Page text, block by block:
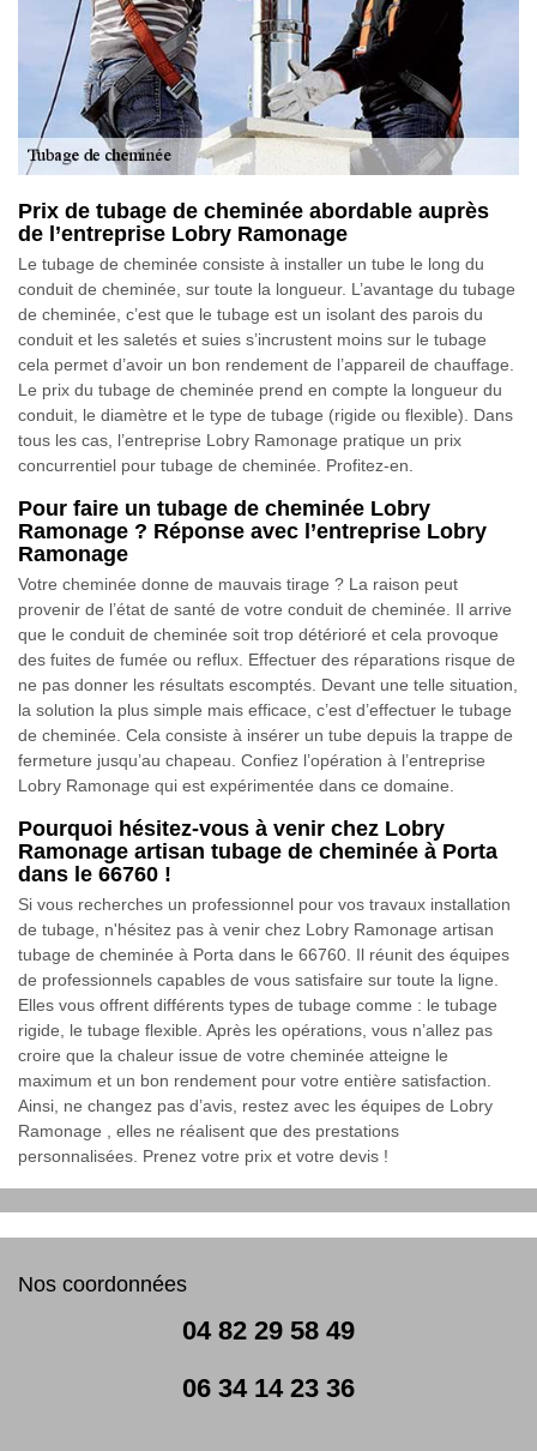
Prix de tubage de cheminée abordable auprès
de l’entreprise Lobry Ramonage
Le tubage de cheminée consiste à installer un tube le long du
conduit de cheminée, sur toute la longueur. L’avantage du tubage
de cheminée, c’est que le tubage est un isolant des parois du
conduit et les saletés et suies s’incrustent moins sur le tubage
cela permet d’avoir un bon rendement de l’appareil de chauffage.
Le prix du tubage de cheminée prend en compte la longueur du
conduit, le diamètre et le type de tubage (rigide ou flexible). Dans
tous les cas, l’entreprise Lobry Ramonage pratique un prix
concurrentiel pour tubage de cheminée. Profitez-en.
Pour faire un tubage de cheminée Lobry
Ramonage ? Réponse avec l’entreprise Lobry
Ramonage
Votre cheminée donne de mauvais tirage ? La raison peut
provenir de l’état de santé de votre conduit de cheminée. Il arrive
que le conduit de cheminée soit trop détérioré et cela provoque
des fuites de fumée ou reflux. Effectuer des réparations risque de
ne pas donner les résultats escomptés. Devant une telle situation,
la solution la plus simple mais efficace, c’est d’effectuer le tubage
de cheminée. Cela consiste à insérer un tube depuis la trappe de
fermeture jusqu’au chapeau. Confiez l’opération à l’entreprise
Lobry Ramonage qui est expérimentée dans ce domaine.
Pourquoi hésitez-vous à venir chez Lobry
Ramonage artisan tubage de cheminée à Porta
dans le 66760 !
Si vous recherches un professionnel pour vos travaux installation
de tubage, n'hésitez pas à venir chez Lobry Ramonage artisan
tubage de cheminée à Porta dans le 66760. Il réunit des équipes
de professionnels capables de vous satisfaire sur toute la ligne.
Elles vous offrent différents types de tubage comme : le tubage
rigide, le tubage flexible. Après les opérations, vous n’allez pas
croire que la chaleur issue de votre cheminée atteigne le
maximum et un bon rendement pour votre entière satisfaction.
Ainsi, ne changez pas d’avis, restez avec les équipes de Lobry
Ramonage , elles ne réalisent que des prestations
personnalisées. Prenez votre prix et votre devis !
Nos coordonnées
04 82 29 58 49
06 34 14 23 36